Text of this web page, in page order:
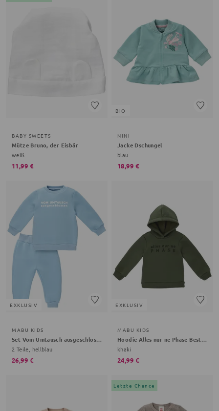
BABY SWEETS
Mütze Bruno, der Eisbär
weiß
11,99 €
BIO
NINI
Jacke Dschungel
blau
18,99 €
EXKLUSIV
MABU KIDS
Set Vom Umtausch ausgeschlossen Bestseller Kollektion
2 Teile, hellblau
26,99 €
EXKLUSIV
MABU KIDS
Hoodie Alles nur ne Phase Bestseller Kollektion
khaki
24,99 €
Letzte Chance